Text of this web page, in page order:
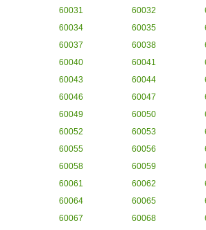
60031 60032
60034
60035
60037
60038
60040
60041
60043
60044
60046
60047
60049
60050
60052
60053
60055
60056
60058
60059
60061
60062
60064
60065
60067
60068